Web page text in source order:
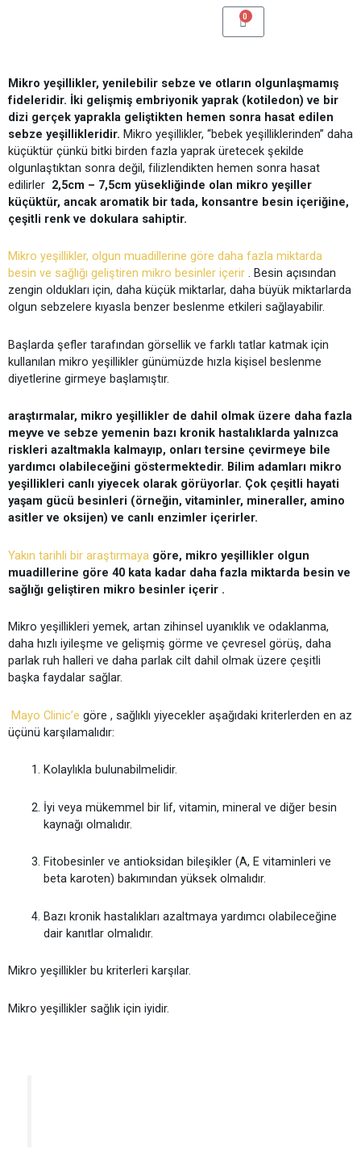
0CART
Mikro yeşillikler, yenilebilir sebze ve otların olgunlaşmamış
fideleridir. İki gelişmiş embriyonik yaprak (kotiledon) ve bir
dizi gerçek yaprakla geliştikten hemen sonra hasat edilen
sebze yeşillikleridir. Mikro yeşillikler, “bebek yeşilliklerinden” daha
küçüktür çünkü bitki birden fazla yaprak üretecek şekilde
olgunlaştıktan sonra değil, filizlendikten hemen sonra hasat
edilirler 2,5cm – 7,5cm yüsekliğinde olan mikro yeşiller
küçüktür, ancak aromatik bir tada, konsantre besin içeriğine,
çeşitli renk ve dokulara sahiptir.
Mikro yeşillikler, olgun muadillerine göre daha fazla miktarda
besin ve sağlığı geliştiren mikro besinler içerir . Besin açısından
zengin oldukları için, daha küçük miktarlar, daha büyük miktarlarda
olgun sebzelere kıyasla benzer beslenme etkileri sağlayabilir.
Başlarda şefler tarafından görsellik ve farklı tatlar katmak için
kullanılan mikro yeşillikler günümüzde hızla kişisel beslenme
diyetlerine girmeye başlamıştır.
araştırmalar, mikro yeşillikler de dahil olmak üzere daha fazla
meyve ve sebze yemenin bazı kronik hastalıklarda yalnızca
riskleri azaltmakla kalmayıp, onları tersine çevirmeye bile
yardımcı olabileceğini göstermektedir. Bilim adamları mikro
yeşillikleri canlı yiyecek olarak görüyorlar. Çok çeşitli hayati
yaşam gücü besinleri (örneğin, vitaminler, mineraller, amino
asitler ve oksijen) ve canlı enzimler içerirler.
Yakın tarihli bir araştırmaya göre, mikro yeşillikler olgun
muadillerine göre 40 kata kadar daha fazla miktarda besin ve
sağlığı geliştiren mikro besinler içerir .
Mikro yeşillikleri yemek, artan zihinsel uyanıklık ve odaklanma,
daha hızlı iyileşme ve gelişmiş görme ve çevresel görüş, daha
parlak ruh halleri ve daha parlak cilt dahil olmak üzere çeşitli
başka faydalar sağlar.
Mayo Clinic’e göre , sağlıklı yiyecekler aşağıdaki kriterlerden en az
üçünü karşılamalıdır:
Kolaylıkla bulunabilmelidir.
İyi veya mükemmel bir lif, vitamin, mineral ve diğer besin
kaynağı olmalıdır.
Fitobesinler ve antioksidan bileşikler (A, E vitaminleri ve
beta karoten) bakımından yüksek olmalıdır.
Bazı kronik hastalıkları azaltmaya yardımcı olabileceğine
dair kanıtlar olmalıdır.
Mikro yeşillikler bu kriterleri karşılar.
Mikro yeşillikler sağlık için iyidir.